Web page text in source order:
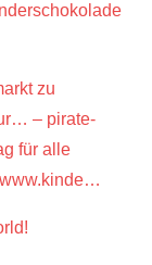
zu
– pirate-
für alle